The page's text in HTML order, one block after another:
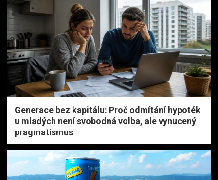
Generace bez kapitálu: Proč odmítání hypoték
u mladých není svobodná volba, ale vynucený
pragmatismus